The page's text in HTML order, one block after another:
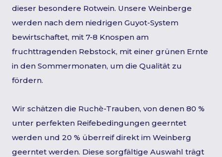
dieser besondere Rotwein. Unsere Weinberge
werden nach dem niedrigen Guyot-System
bewirtschaftet, mit 7-8 Knospen am
fruchttragenden Rebstock, mit einer grünen Ernte
in den Sommermonaten, um die Qualität zu
fördern.
Wir schätzen die Ruchè-Trauben, von denen 80 %
unter perfekten Reifebedingungen geerntet
werden und 20 % überreif direkt im Weinberg
geerntet werden. Diese sorgfältige Auswahl trägt